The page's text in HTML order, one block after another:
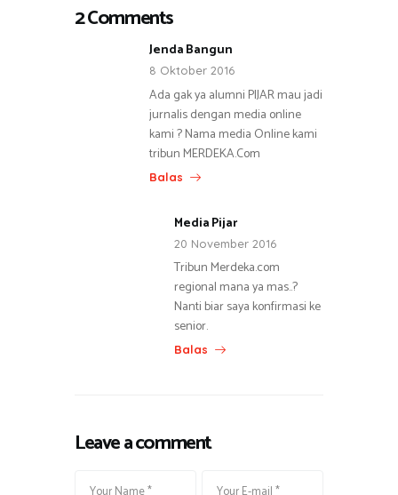
2 Comments
Jenda Bangun
8 Oktober 2016
Ada gak ya alumni PIJAR mau jadi
jurnalis dengan media online
kami ? Nama media Online kami
tribun MERDEKA.Com
Balas
Media Pijar
20 November 2016
Tribun Merdeka.com
regional mana ya mas..?
Nanti biar saya konfirmasi ke
senior.
Balas
Leave a comment